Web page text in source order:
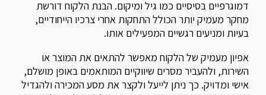
דמוגרפיים בסיסיים כמו גיל ומיקום. הבנת הלקוח דורשת
מחקר מעמיק יותר הכולל התחקות אחרי צרכיו הייחודיים,
בעיות ומניעים רגשיים המפעילים אותו.
אפיון מעמיק של הלקוח מאפשר להתאים את המוצר או
השירות, ולהעביר מסרים שיווקיים המותאמים באופן מושלם,
אישי ומדויק. כך ניתן לייעל ולקצר את מסע המכירה ולהגדיל